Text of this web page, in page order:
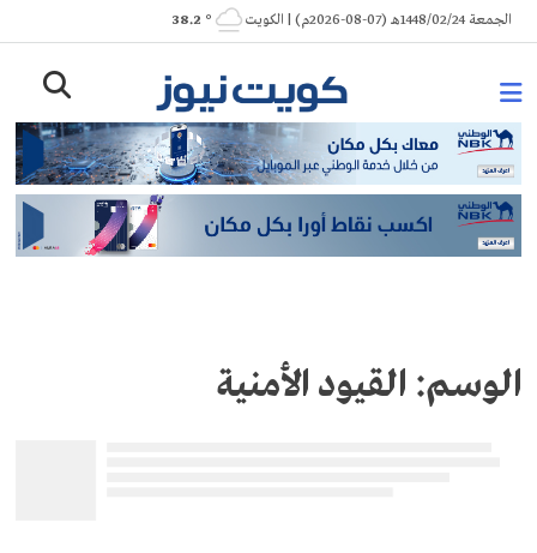
Skip
to
الجمعة 1448/02/24هـ (07-08-2026م) | الكويت ° 38.2
الوسم: القيود الأمنية